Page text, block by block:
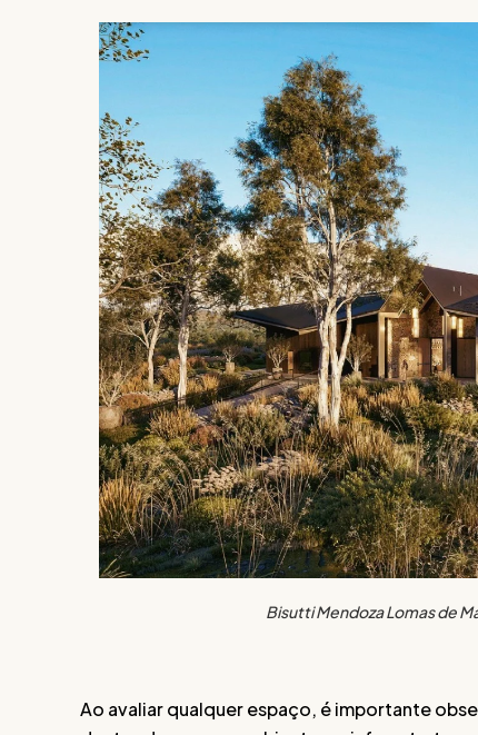
Bisutti Mendoza Lomas de
Ao avaliar qualquer espaço, é importante